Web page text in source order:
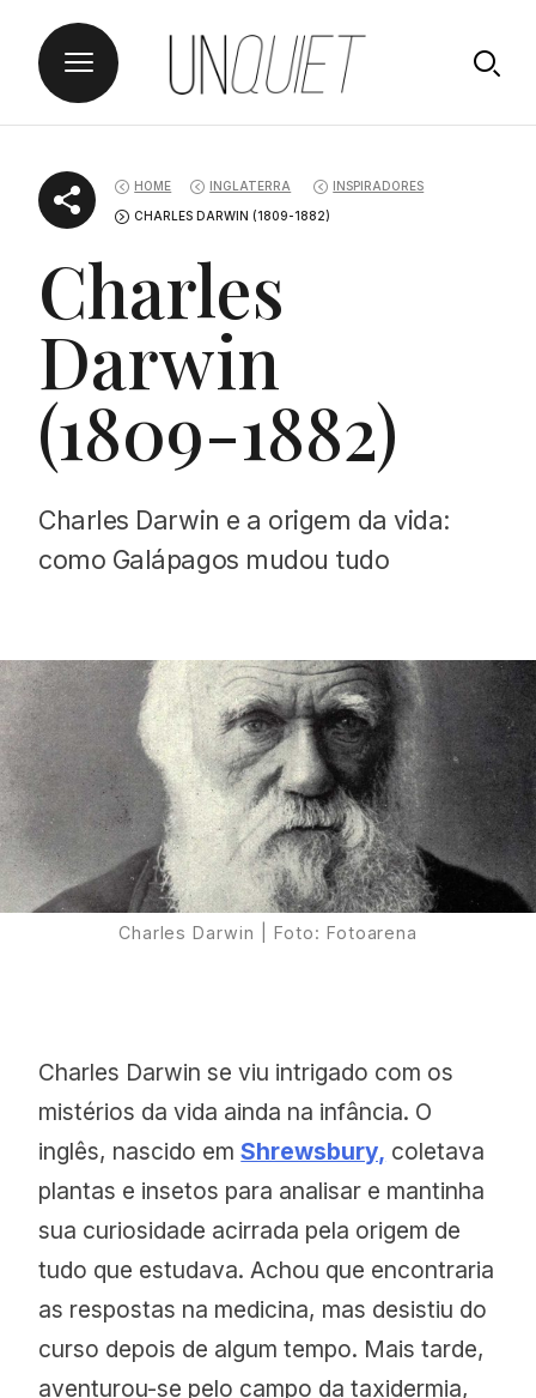
content
Proudly
HOME INGLATERRA INSPIRADORES
CHARLES DARWIN (1809-1882)
Charles
Darwin
(1809-1882)
Charles Darwin e a origem da vida:
como Galápagos mudou tudo
Charles Darwin | Foto: Fotoarena
Charles Darwin se viu intrigado com os
mistérios da vida ainda na infância. O
inglês, nascido emShrewsbury, coletava
plantas e insetos para analisar e mantinha
sua curiosidade acirrada pela origem de
tudo que estudava. Achou que encontraria
as respostas na medicina, mas desistiu do
curso depois de algum tempo. Mais tarde,
aventurou-se pelo campo da taxidermia,